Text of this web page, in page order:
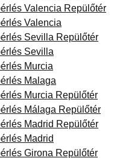
Valencia Repülőtér
Valencia
Sevilla Repülőtér
Sevilla
Murcia
Malaga
Murcia Repülőtér
Málaga Repülőtér
Madrid Repülőtér
Madrid
Girona Repülőtér